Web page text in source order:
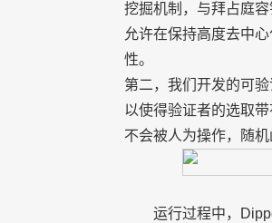
挖掘机制，与拜占庭
允许在保持高度去中
性。
第二，我们开发的可
以使得验证者的选取
不会被人为操作，随
运行过程中，